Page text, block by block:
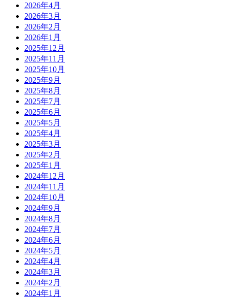
2026年4月
2026年3月
2026年2月
2026年1月
2025年12月
2025年11月
2025年10月
2025年9月
2025年8月
2025年7月
2025年6月
2025年5月
2025年4月
2025年3月
2025年2月
2025年1月
2024年12月
2024年11月
2024年10月
2024年9月
2024年8月
2024年7月
2024年6月
2024年5月
2024年4月
2024年3月
2024年2月
2024年1月